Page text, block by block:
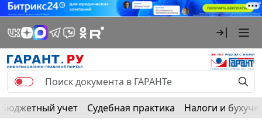
Бюджетный учет Судебная практика Налоги и